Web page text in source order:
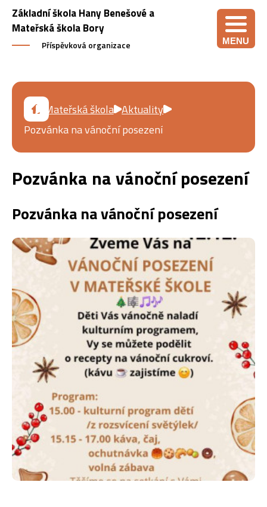
Základní škola Hany Benešové a
Mateřská škola Bory
Příspěvková organizace MENU
Mateřská škola Aktuality
Pozvánka na vánoční posezení
Pozvánka na vánoční posezení
Pozvánka na vánoční posezení